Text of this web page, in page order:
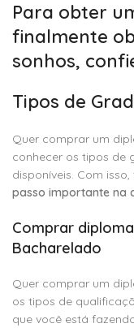
Para obter
finalmente
sonhos,
Tipos de
Quer comprar um
conhecer os tipos de
disponíveis. Com
passo importante na
Comprar diploma
Bacharelado
Quer comprar um
os tipos de
que você está